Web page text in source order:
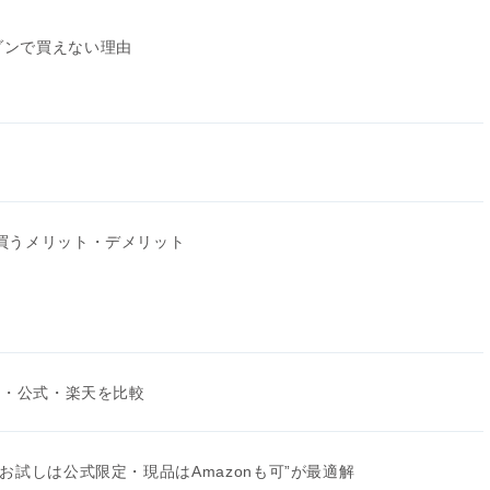
で買えない理由
メリット・デメリット
公式・楽天を比較
試しは公式限定・現品はAmazonも可”が最適解